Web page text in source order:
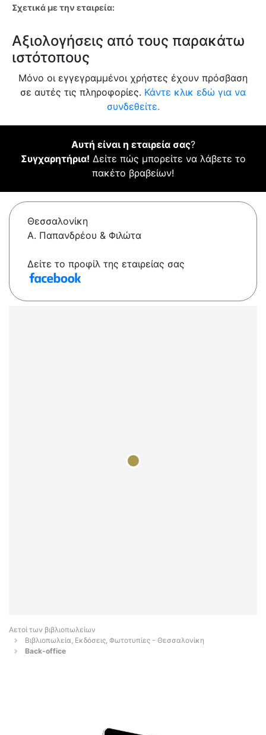
Σχετικά με την εταιρεία:
Αξιολογήσεις από τους παρακάτω
ιστότοπους
Μόνο οι εγγεγραμμένοι χρήστες έχουν πρόσβαση
σε αυτές τις πληροφορίες. Κάντε κλικ εδώ για να
συνδεθείτε.
Αυτή είναι η εταιρεία σας?
Συγχαρητήρια! Δείτε πώς μπορείτε να λάβετε το
πακέτο βραβείων!
Θεσσαλονίκη
Α. Παπανδρέου & Φιλώτα
Δείτε το προφίλ της εταιρείας σας
Αετοί των βιβλιοπωλείων
Βιβλιοπωλεία, Εκδόσεις, Φωτοτυπίες - Θεσσαλονίκη
Back-office